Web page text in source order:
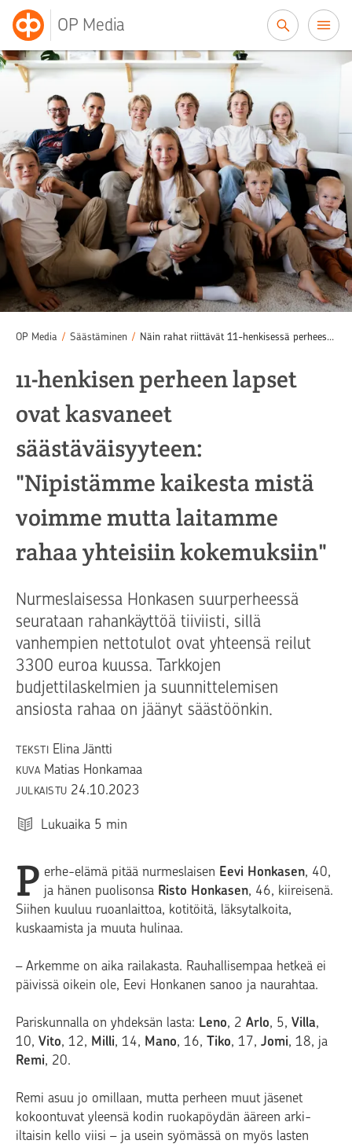
OP Media
OP Media / Säästäminen / Näin rahat riittävät 11-henkisessä perheessä
11-henkisen perheen lapset
ovat kasvaneet
säästäväisyyteen:
"Nipistämme kaikesta mistä
voimme mutta laitamme
rahaa yhteisiin kokemuksiin"
Nurmeslaisessa Honkasen suurperheessä
seurataan rahankäyttöä tiiviisti, sillä
vanhempien nettotulot ovat yhteensä reilut
3300 euroa kuussa. Tarkkojen
budjettilaskelmien ja suunnittelemisen
ansiosta rahaa on jäänyt säästöönkin.
TEKSTI Elina Jäntti
KUVA Matias Honkamaa
JULKAISTU 24.10.2023
Lukuaika 5 min
P erhe-elämä pitää nurmeslaisen Eevi Honkasen, 40,
ja hänen puolisonsa Risto Honkasen, 46, kiireisenä.
Siihen kuuluu ruoanlaittoa, kotitöitä, läksytalkoita,
kuskaamista ja muuta hulinaa.
– Arkemme on aika railakasta. Rauhallisempaa hetkeä ei
päivissä oikein ole, Eevi Honkanen sanoo ja naurahtaa.
Pariskunnalla on yhdeksän lasta: Leno, 2 Arlo, 5, Villa,
10, Vito, 12, Milli, 14, Mano, 16, Tiko, 17, Jomi, 18, ja
Remi, 20.
Remi asuu jo omillaan, mutta perheen muut jäsenet
kokoontuvat yleensä kodin ruokapöydän ääreen arki-
iltaisin kello viisi – ja usein syömässä on myös lasten